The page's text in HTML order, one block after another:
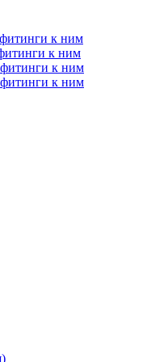
к ним
к ним
к ним
к ним